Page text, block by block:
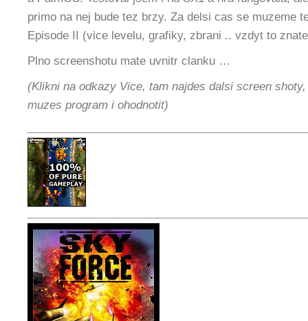
primo na nej bude tez brzy. Za delsi cas se muzeme
Episode II (vice levelu, grafiky, zbrani .. vzdyt to
Plno screenshotu mate uvnitr clanku …
(Klikni na odkazy Vice, tam najdes dalsi screen
muzes program i ohodnotit)